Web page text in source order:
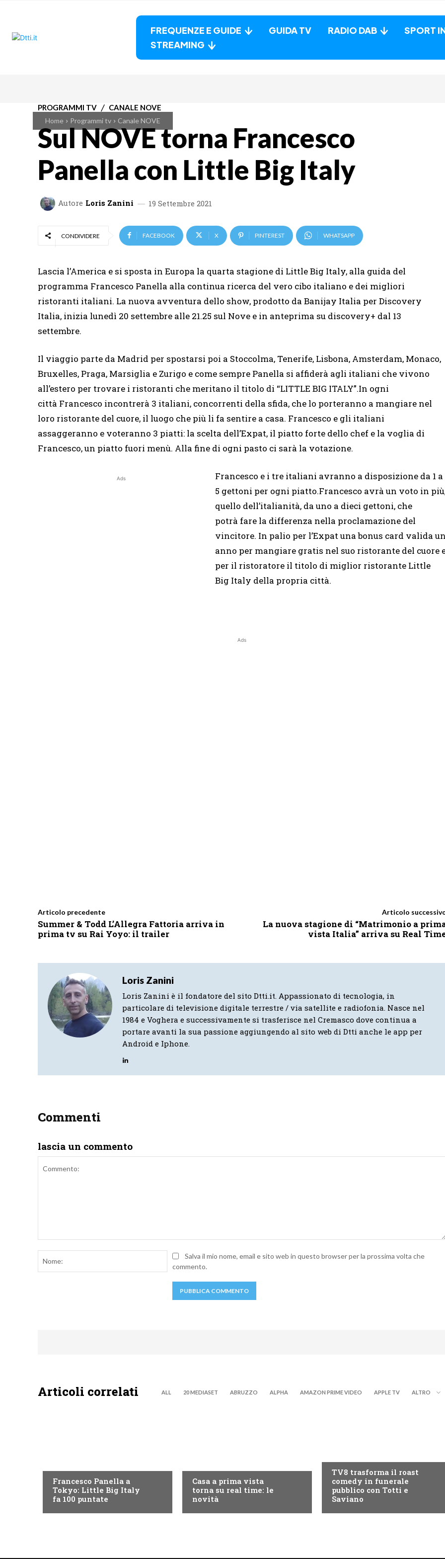
FREQUENZE E GUIDE GUIDA TV RADIO DAB SPORT
STREAMING
Home Programmi tv Canale NOVE
PROGRAMMI TV CANALE NOVE
Sul NOVE torna Francesco
Panella con Little Big Italy
Autore Loris Zanini 19 Settembre 2021
CONDIVIDERE FACEBOOK X PINTEREST WHATSAPP
Lascia l’America e si sposta in Europa la quarta stagione di Little Big Italy, alla guida del
programma Francesco Panella alla continua ricerca del vero cibo italiano e dei migliori
ristoranti italiani. La nuova avventura dello show, prodotto da Banijay Italia per Discovery
Italia, inizia lunedì 20 settembre alle 21.25 sul Nove e in anteprima su discovery+ dal 13
settembre.
Il viaggio parte da Madrid per spostarsi poi a Stoccolma, Tenerife, Lisbona, Amsterdam, Monaco,
Bruxelles, Praga, Marsiglia e Zurigo e come sempre Panella si affiderà agli italiani che vivono
all’estero per trovare i ristoranti che meritano il titolo di “LITTLE BIG ITALY”.In ogni
città Francesco incontrerà 3 italiani, concorrenti della sfida, che lo porteranno a mangiare nel
loro ristorante del cuore, il luogo che più li fa sentire a casa. Francesco e gli italiani
assaggeranno e voteranno 3 piatti: la scelta dell’Expat, il piatto forte dello chef e la voglia di
Francesco, un piatto fuori menù. Alla fine di ogni pasto ci sarà la votazione.
Ads
Francesco e i tre italiani avranno a disposizione da 1 a
5 gettoni per ogni piatto.Francesco avrà un voto in
quello dell’italianità, da uno a dieci gettoni, che
potrà fare la differenza nella proclamazione del
vincitore. In palio per l’Expat una bonus card valida un
anno per mangiare gratis nel suo ristorante del cuore
per il ristoratore il titolo di miglior ristorante Little
Big Italy della propria città.
Ads
Articolo precedente
Summer & Todd L’Allegra Fattoria arriva in
prima tv su Rai Yoyo: il trailer
Articolo
La nuova stagione di “Matrimonio a
vista Italia” arriva su Real
Loris Zanini
Loris Zanini è il fondatore del sito Dtti.it. Appassionato di tecnologia, in
particolare di televisione digitale terrestre / via satellite e radiofonia. Nasce nel
1984 e Voghera e successivamente si trasferisce nel Cremasco dove continua a
portare avanti la sua passione aggiungendo al sito web di Dtti anche le app per
Android e Iphone.
Commenti
lascia un commento
Nome:Salva il mio nome, email e sito web in questo browser per la prossima volta che
commento.
Articoli correlati ALL 20 MEDIASET ABRUZZO ALPHA AMAZON PRIME VIDEO APPLE TV ALTRO
Francesco Panella a
Tokyo: Little Big Italy
fa 100 puntate
Casa a prima vista
torna su real time: le
novità
TV8 trasforma il roast
comedy in funerale
pubblico con Totti e
Saviano